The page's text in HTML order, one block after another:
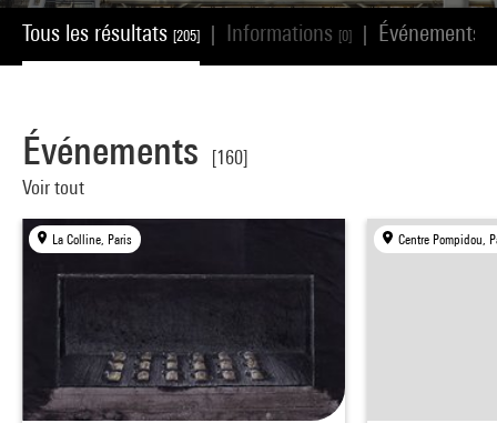
Tous les résultats [205] Informations [0] Événements
Événements
[160]
Voir tout
La Colline, Paris Centre Pompidou,